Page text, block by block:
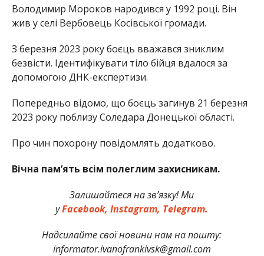
Володимир Мороков народився у 1992 році. Він
жив у селі Вербовець Косівської громади.
З березня 2023 року боєць вважався зниклим
безвісти. Ідентифікувати тіло бійця вдалося за
допомогою ДНК-експертизи.
Попередньо відомо, що боєць загинув 21 березня
2023 року поблизу Соледара Донецької області.
Про чин похорону повідомлять додатково.
Вічна пам’ять всім полеглим захисникам.
Залишайтеся на зв’язку! Ми
уFacebook, Instagram, Telegram.
Надсилайте свої новини нам на пошту:
informator.ivanofrankivsk@gmail.com